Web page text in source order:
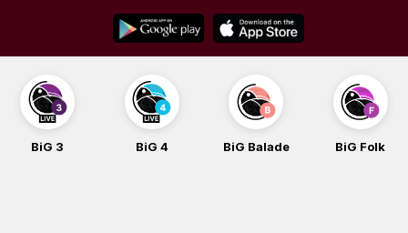
content
BiG 3 BiG 4 BiG Balade BiG Folk